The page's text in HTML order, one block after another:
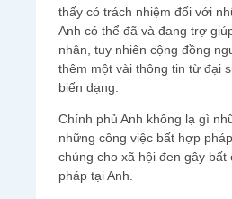
thấy có trách nhiệm đối với
Anh có thể đã và đang trợ
nhân, tuy nhiên cộng đồng
thêm một vài thông tin từ đại
biến dạng.
Chính phủ Anh không lạ gì
những công việc bất hợp
chúng cho xã hội đen gây
pháp tại Anh.